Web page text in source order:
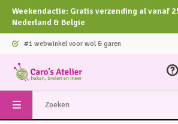
Weekendactie: Gratis verzending al vanaf
Nederland & Belgie
#1 webwinkel voor wol & garen